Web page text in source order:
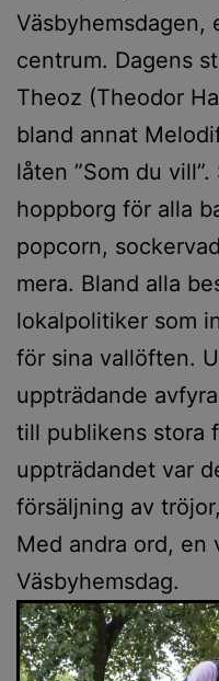
Väsbyhemsdagen,
centrum. Dagens
Theoz (Theodor
bland annat
låten ”Som du
hoppborg för alla
popcorn,
mera. Bland alla
lokalpolitiker som
för sina vallöften.
uppträdande
till publikens stora
uppträdandet var
försäljning av
Med andra ord, en
Väsbyhemsdag.